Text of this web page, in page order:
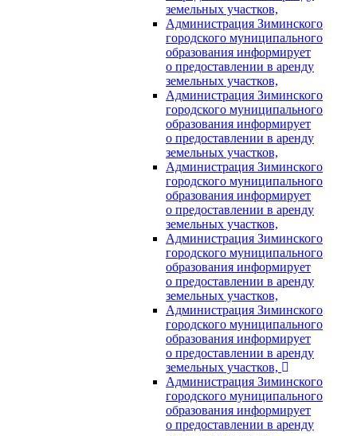
земельных участков,
Администрация Зиминского
городского муниципального
образования информирует
о предоставлении в аренду
земельных участков,
Администрация Зиминского
городского муниципального
образования информирует
о предоставлении в аренду
земельных участков,
Администрация Зиминского
городского муниципального
образования информирует
о предоставлении в аренду
земельных участков,
Администрация Зиминского
городского муниципального
образования информирует
о предоставлении в аренду
земельных участков,
Администрация Зиминского
городского муниципального
образования информирует
о предоставлении в аренду
земельных участков,
Администрация Зиминского
городского муниципального
образования информирует
о предоставлении в аренду